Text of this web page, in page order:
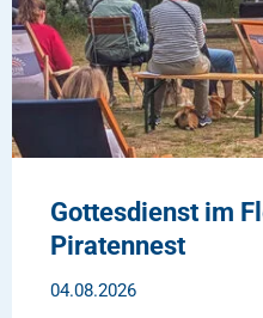
Gottesdienst im
Piratennest
04.08.2026